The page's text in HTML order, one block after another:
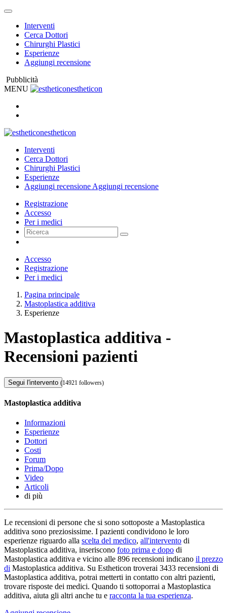
Interventi
Cerca Dottori
Chirurghi Plastici
Esperienze
Aggiungi recensione
Pubblicità
MENU
estheticon
estheticon
Interventi
Cerca Dottori
Chirurghi Plastici
Esperienze
Aggiungi recensione Aggiungi recensione
Registrazione
Accesso
Per i medici
Accesso
Registrazione
Per i medici
Pagina principale
Mastoplastica additiva
Esperienze
Mastoplastica additiva -
Recensioni pazienti
Segui l'intervento (14921 followers)
Mastoplastica additiva
Informazioni
Esperienze
Dottori
Costi
Forum
Prima/Dopo
Video
Articoli
di più
Le recensioni di persone che si sono sottoposte a Mastoplastica
additiva sono preziosissime. I pazienti condividono le loro
esperienze riguardo alla scelta del medico, all'intervento di
Mastoplastica additiva, inseriscono foto prima e dopo di
Mastoplastica additiva e vicino alle 896 recensioni indicano il prezzo
di Mastoplastica additiva. Su Estheticon troverai 3433 recensioni di
Mastoplastica additiva, potrai metterti in contatto con altri pazienti,
trovare risposte dei medici. Quando ti sottoporrai a Mastoplastica
additiva, aiuta gli altri anche tu e racconta la tua esperienza.